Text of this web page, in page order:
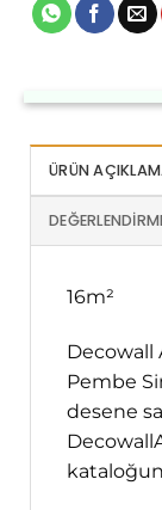
ÜRÜN
16m²
Decowall
Pembe
desene